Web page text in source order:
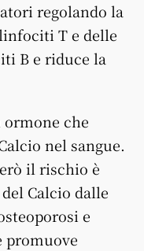
regolando la
T e delle
B e riduce la
che
nel sangue.
il rischio è
Calcio dalle
e